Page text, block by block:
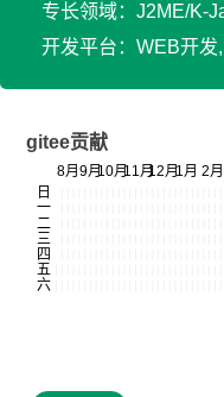
专长领域：J2ME/K-
开发平台：WEB开发
gitee贡献